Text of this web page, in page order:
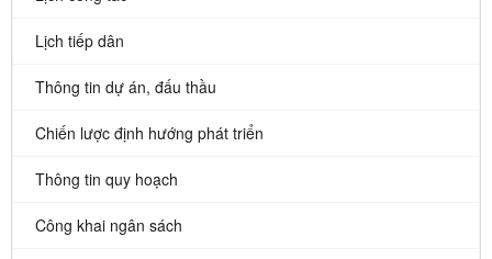
Lịch tiếp dân
Thông tin dự án, đấu thầu
Chiến lược định hướng phát triển
Thông tin quy hoạch
Công khai ngân sách